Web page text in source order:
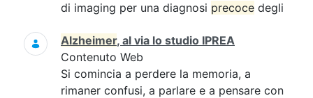
di imaging per una diagnosi precoce degli
Alzheimer, al via lo studio IPREA
Contenuto Web
Si comincia a perdere la memoria, a
rimaner confusi, a parlare e a pensare con